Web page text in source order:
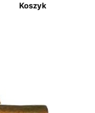
Koszyk